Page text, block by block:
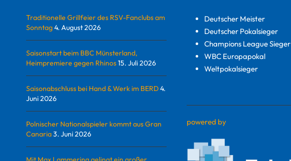
Traditionelle Grillfeier des RSV-Fanclubs am
Sonntag4. August 2026
Saisonstart beim BBC Münsterland,
Heimpremiere gegen Rhinos15. Juli 2026
Saisonabschluss bei Hand & Werk im BERD4.
Juni 2026
Polnischer Nationalspieler kommt aus Gran
Canaria3. Juni 2026
Deutscher Meister
Deutscher Pokalsieger
Champions League Sieger
WBC Europapokal
Weltpokalsieger
powered by